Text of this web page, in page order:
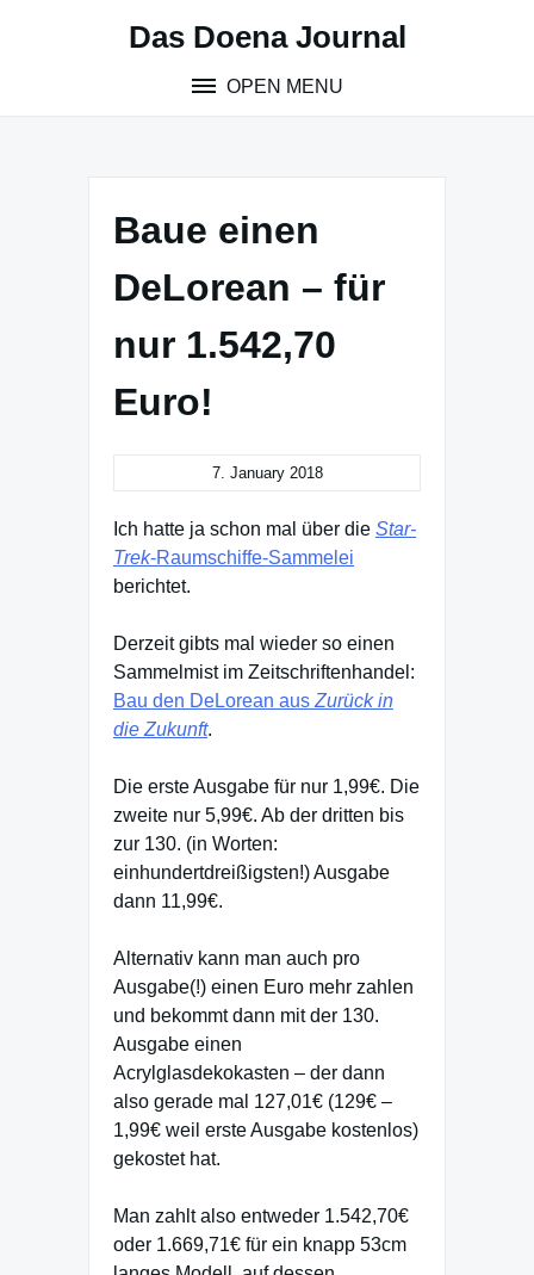
Das Doena Journal
OPEN MENU
Baue einen
DeLorean – für
nur 1.542,70
Euro!
7. January 2018
Ich hatte ja schon mal über die Star-
Trek-Raumschiffe-Sammelei
berichtet.
Derzeit gibts mal wieder so einen
Sammelmist im Zeitschriftenhandel:
Bau den DeLorean aus Zurück in
die Zukunft.
Die erste Ausgabe für nur 1,99€. Die
zweite nur 5,99€. Ab der dritten bis
zur 130. (in Worten:
einhundertdreißigsten!) Ausgabe
dann 11,99€.
Alternativ kann man auch pro
Ausgabe(!) einen Euro mehr zahlen
und bekommt dann mit der 130.
Ausgabe einen
Acrylglasdekokasten – der dann
also gerade mal 127,01€ (129€ –
1,99€ weil erste Ausgabe kostenlos)
gekostet hat.
Man zahlt also entweder 1.542,70€
oder 1.669,71€ für ein knapp 53cm